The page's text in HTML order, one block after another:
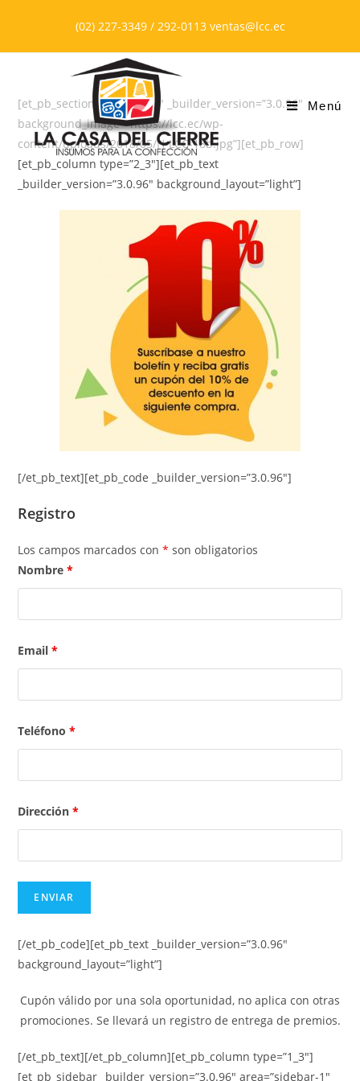
contenido
(02) 227-3349 / 292-0113 ventas@lcc.ec
Menú
[et_pb_section bb_built=”1″ _builder_version=”3.0.96″
background_image=”https://lcc.ec/wp-
content/uploads/2018/05/H-LCC-18b.jpg”][et_pb_row]
[et_pb_column type=”2_3″][et_pb_text
_builder_version=”3.0.96″ background_layout=”light”]
[/et_pb_text][et_pb_code _builder_version=”3.0.96″]
Registro
Los campos marcados con* son obligatorios
Nombre*
Email*
Teléfono*
Dirección*
[/et_pb_code][et_pb_text _builder_version=”3.0.96″
background_layout=”light”]
Cupón válido por una sola oportunidad, no aplica con otras
promociones. Se llevará un registro de entrega de premios.
[/et_pb_text][/et_pb_column][et_pb_column type=”1_3″]
[et_pb_sidebar _builder_version=”3.0.96″ area=”sidebar-1″